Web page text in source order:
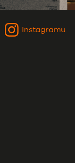
Instagramu